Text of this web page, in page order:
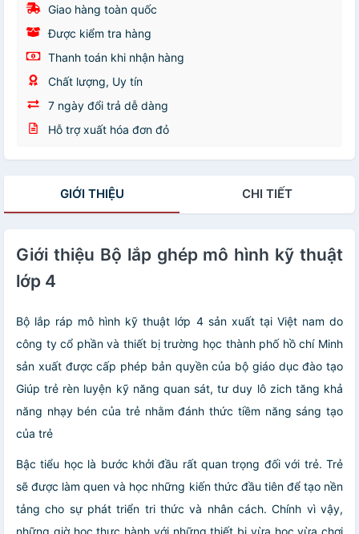
Giao hàng toàn quốc
Được kiểm tra hàng
Thanh toán khi nhận hàng
Chất lượng, Uy tín
7 ngày đổi trả dễ dàng
Hỗ trợ xuất hóa đơn đỏ
GIỚI THIỆU CHI TIẾT
Giới thiệu Bộ lắp ghép mô hình kỹ thuật
lớp 4
Bộ lắp ráp mô hình kỹ thuật lớp 4 sản xuất tại Việt nam do
công ty cổ phần và thiết bị trường học thành phố hồ chí Minh
sản xuất được cấp phép bản quyền của bộ giáo dục đào tạo
Giúp trẻ rèn luyện kỹ năng quan sát, tư duy lô zich tăng khả
năng nhạy bén của trẻ nhằm đánh thức tiềm năng sáng tạo
của trẻ
Bậc tiểu học là bước khởi đầu rất quan trọng đối với trẻ. Trẻ
sẽ được làm quen và học những kiến thức đầu tiên để tạo nền
tảng cho sự phát triển tri thức và nhân cách. Chính vì vậy,